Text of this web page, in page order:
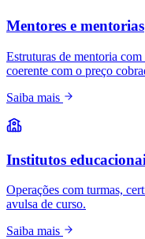
Mentores e mentorias
Estruturas de mentoria
coerente com o preço
Saiba mais
Institutos
Operações com turmas,
avulsa de curso.
Saiba mais